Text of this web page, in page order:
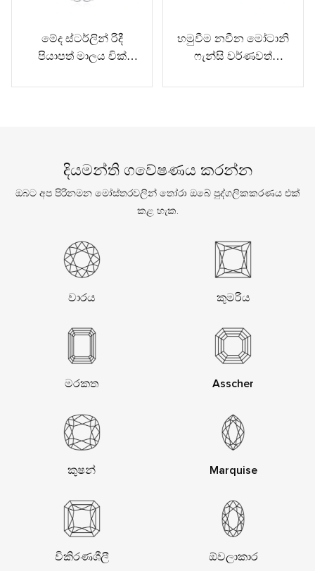
මේද ස්ටර්ලින් රිදී
පියාපත් මාලය චික්
හමුවීම නවීන මෝටානි
ෆැන්සි වර්ණවත්
දියමන්ති ගවේෂණය කරන්න
ඔබට අප පිරිනමන මෝස්තරවලින් තෝරා ඔබේ පුද්ගලිකකරණය එක්
කළ හැක.
වාරය කුමරිය
මරකත Asscher
කුෂන් Marquise
විකිරණශීලී ඕවලාකාර